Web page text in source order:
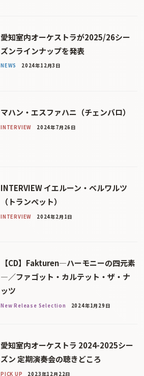
愛知室内オーケストラが2025/26シー
ズンラインナップを発表
NEWS 2024年12月3日
マハン・エスファハニ（チェンバロ）
INTERVIEW 2024年7月26日
INTERVIEW イエルーン・ベルワルツ
（トランペット）
INTERVIEW 2024年2月1日
【CD】Fakturen―ハーモニーの四元素
―／ファゴット・カルテット・ザ・ナ
ッツ
New Release Selection 2024年1月29日
愛知室内オーケストラ 2024-2025シー
ズン 定期演奏会の聴きどころ
PICK UP 2023年12月22日